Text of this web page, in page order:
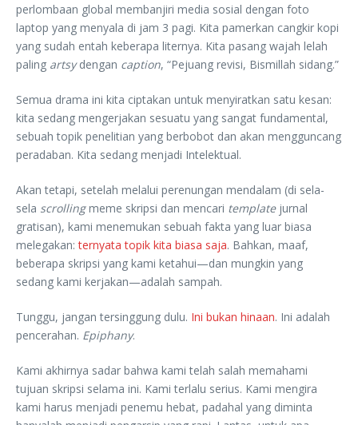
perlombaan global membanjiri media sosial dengan foto
laptop yang menyala di jam 3 pagi. Kita pamerkan cangkir kopi
yang sudah entah keberapa liternya. Kita pasang wajah lelah
paling artsydengan caption, “Pejuang revisi, Bismillah sidang.”
Semua drama ini kita ciptakan untuk menyiratkan satu kesan:
kita sedang mengerjakan sesuatu yang sangat fundamental,
sebuah topik penelitian yang berbobot dan akan mengguncang
peradaban. Kita sedang menjadi Intelektual.
Akan tetapi, setelah melalui perenungan mendalam (di sela-
sela scrollingmeme skripsi dan mencari templatejurnal
gratisan), kami menemukan sebuah fakta yang luar biasa
melegakan:ternyata topik kita biasa saja. Bahkan, maaf,
beberapa skripsi yang kami ketahui—dan mungkin yang
sedang kami kerjakan—adalah sampah.
Tunggu, jangan tersinggung dulu. Ini bukan hinaan. Ini adalah
pencerahan. Epiphany.
Kami akhirnya sadar bahwa kami telah salah memahami
tujuan skripsi selama ini. Kami terlalu serius. Kami mengira
kami harus menjadi penemu hebat, padahal yang diminta